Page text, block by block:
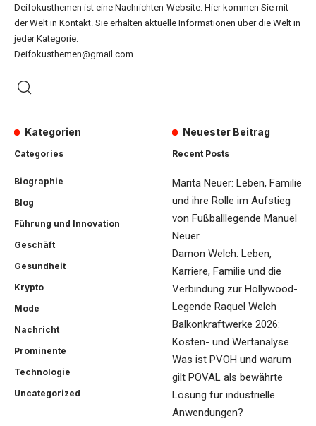
Deifokusthemen ist eine Nachrichten-Website. Hier kommen Sie mit
der Welt in Kontakt. Sie erhalten aktuelle Informationen über die Welt in
jeder Kategorie.
Deifokusthemen@gmail.com
Kategorien
Categories
Biographie
Blog
Führung und Innovation
Geschäft
Gesundheit
Krypto
Mode
Nachricht
Prominente
Technologie
Uncategorized
Neuester Beitrag
Recent Posts
Marita Neuer: Leben, Familie
und ihre Rolle im Aufstieg
von Fußballlegende Manuel
Neuer
Damon Welch: Leben,
Karriere, Familie und die
Verbindung zur Hollywood-
Legende Raquel Welch
Balkonkraftwerke 2026:
Kosten- und Wertanalyse
Was ist PVOH und warum
gilt POVAL als bewährte
Lösung für industrielle
Anwendungen?